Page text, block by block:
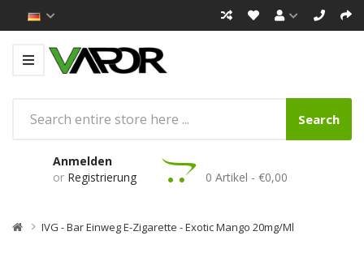
Search
Anmelden
or Registrierung 0 Artikel - €0,00
IVG - Bar Einweg E-Zigarette - Exotic Mango 20mg/ml